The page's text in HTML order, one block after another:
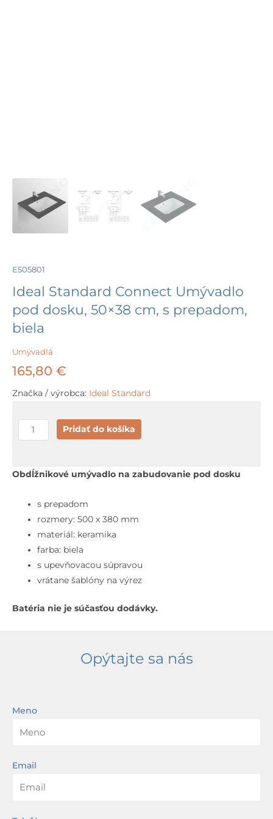
E505801
Ideal Standard Connect Umývadlo
pod dosku, 50×38 cm, s prepadom,
biela
Umývadlá
165,80 €
Značka / výrobca: Ideal Standard
množstvo
Ideal
Connect
pod
dosku,
50x38
cm,
prepadom,
Pridať do košíka
Obdĺžnikové umývadlo na zabudovanie pod dosku
s prepadom
rozmery: 500 x 380 mm
materiál: keramika
farba: biela
s upevňovacou súpravou
vrátane šablóny na výrez
Batéria nie je súčasťou dodávky.
Opýtajte sa nás
Meno
Email